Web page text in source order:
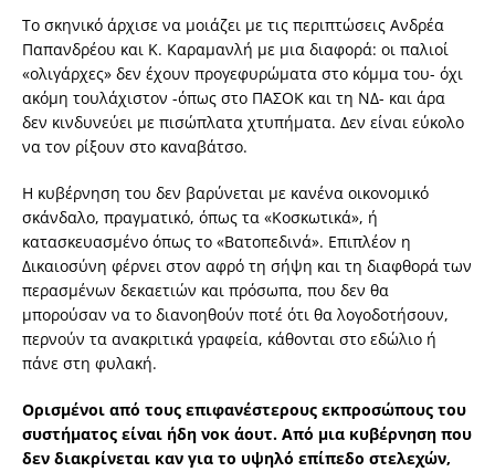
Το σκηνικό άρχισε να μοιάζει με τις περιπτώσεις Ανδρέα
Παπανδρέου και Κ. Καραμανλή με μια διαφορά: οι παλιοί
«ολιγάρχες» δεν έχουν προγεφυρώματα στο κόμμα του- όχι
ακόμη τουλάχιστον -όπως στο ΠΑΣΟΚ και τη ΝΔ- και άρα
δεν κινδυνεύει με πισώπλατα χτυπήματα. Δεν είναι εύκολο
να τον ρίξουν στο καναβάτσο.
Η κυβέρνηση του δεν βαρύνεται με κανένα οικονομικό
σκάνδαλο, πραγματικό, όπως τα «Κοσκωτικά», ή
κατασκευασμένο όπως το «Βατοπεδινά». Επιπλέον η
Δικαιοσύνη φέρνει στον αφρό τη σήψη και τη διαφθορά των
περασμένων δεκαετιών και πρόσωπα, που δεν θα
μπορούσαν να το διανοηθούν ποτέ ότι θα λογοδοτήσουν,
περνούν τα ανακριτικά γραφεία, κάθονται στο εδώλιο ή
πάνε στη φυλακή.
Ορισμένοι από τους επιφανέστερους εκπροσώπους του
συστήματος είναι ήδη νοκ άουτ. Από μια κυβέρνηση που
δεν διακρίνεται καν για το υψηλό επίπεδο στελεχών,